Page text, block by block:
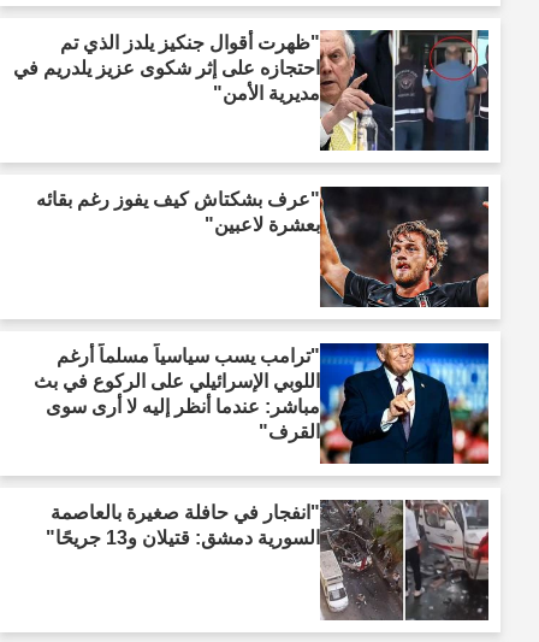
"ظهرت أقوال جنكيز يلدز الذي تم
احتجازه على إثر شكوى عزيز يلدريم في
مديرية الأمن"
"عرف بشكتاش كيف يفوز رغم بقائه
بعشرة لاعبين"
"ترامب يسب سياسياً مسلماً أرغم
اللوبي الإسرائيلي على الركوع في بث
مباشر: عندما أنظر إليه لا أرى سوى
القرف"
"انفجار في حافلة صغيرة بالعاصمة
السورية دمشق: قتيلان و13 جريحًا"